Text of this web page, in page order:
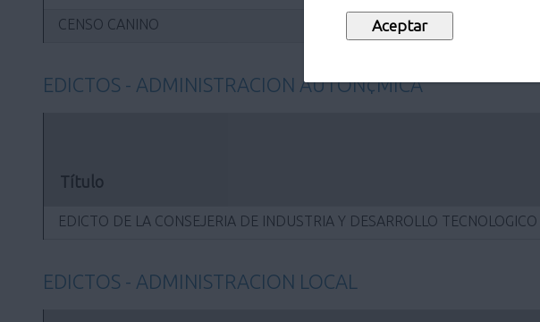
CENSO CANINO
EDICTOS - ADMINISTRACION AUTON¢MICA
Título
EDICTO DE LA CONSEJERIA DE INDUSTRIA Y DESARROLLO TECNOLOGICO
EDICTOS - ADMINISTRACION LOCAL